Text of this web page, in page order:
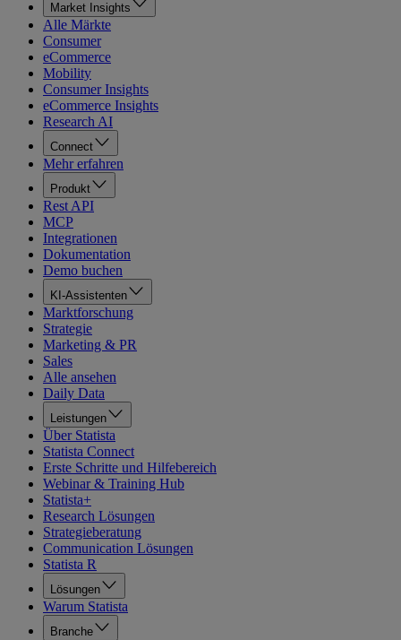
Market Insights
Alle Märkte
Consumer
eCommerce
Mobility
Consumer Insights
eCommerce Insights
Research AI
Connect
Mehr erfahren
Produkt
Rest API
MCP
Integrationen
Dokumentation
Demo buchen
KI-Assistenten
Marktforschung
Strategie
Marketing & PR
Sales
Alle ansehen
Daily Data
Leistungen
Über Statista
Statista Connect
Erste Schritte und Hilfebereich
Webinar & Training Hub
Statista+
Research Lösungen
Strategieberatung
Communication Lösungen
Statista R
Lösungen
Warum Statista
Branche